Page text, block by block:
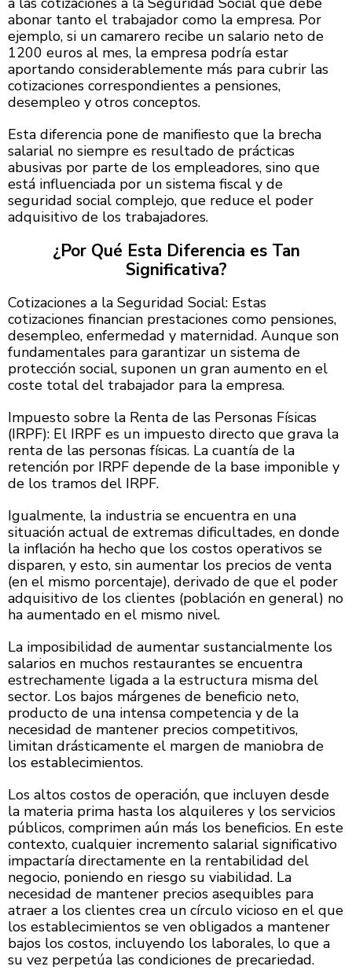
abonar tanto el trabajador como la empresa. Por
ejemplo, si un camarero recibe un salario neto de
1200 euros al mes, la empresa podría estar
aportando considerablemente más para cubrir las
cotizaciones correspondientes a pensiones,
desempleo y otros conceptos.
Esta diferencia pone de manifiesto que la brecha
salarial no siempre es resultado de prácticas
abusivas por parte de los empleadores, sino que
está influenciada por un sistema fiscal y de
seguridad social complejo, que reduce el poder
adquisitivo de los trabajadores.
¿Por Qué Esta Diferencia es Tan
Significativa?
Cotizaciones a la Seguridad Social: Estas
cotizaciones financian prestaciones como pensiones,
desempleo, enfermedad y maternidad. Aunque son
fundamentales para garantizar un sistema de
protección social, suponen un gran aumento en el
coste total del trabajador para la empresa.
Impuesto sobre la Renta de las Personas Físicas
(IRPF): El IRPF es un impuesto directo que grava la
renta de las personas físicas. La cuantía de la
retención por IRPF depende de la base imponible y
de los tramos del IRPF.
Igualmente, la industria se encuentra en una
situación actual de extremas dificultades, en donde
la inflación ha hecho que los costos operativos se
disparen, y esto, sin aumentar los precios de venta
(en el mismo porcentaje), derivado de que el poder
adquisitivo de los clientes (población en general) no
ha aumentado en el mismo nivel.
La imposibilidad de aumentar sustancialmente los
salarios en muchos restaurantes se encuentra
estrechamente ligada a la estructura misma del
sector. Los bajos márgenes de beneficio neto,
producto de una intensa competencia y de la
necesidad de mantener precios competitivos,
limitan drásticamente el margen de maniobra de
los establecimientos.
Los altos costos de operación, que incluyen desde
la materia prima hasta los alquileres y los servicios
públicos, comprimen aún más los beneficios. En este
contexto, cualquier incremento salarial significativo
impactaría directamente en la rentabilidad del
negocio, poniendo en riesgo su viabilidad. La
necesidad de mantener precios asequibles para
atraer a los clientes crea un círculo vicioso en el que
los establecimientos se ven obligados a mantener
bajos los costos, incluyendo los laborales, lo que a
su vez perpetúa las condiciones de precariedad.